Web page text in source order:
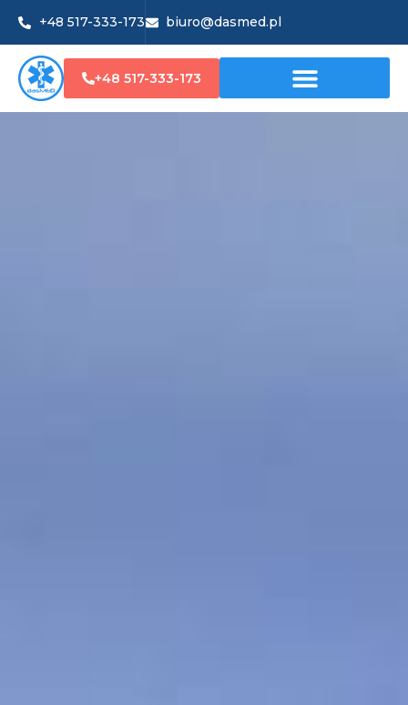
+48 517-333-173 biuro@dasmed.pl
+48 517-333-173